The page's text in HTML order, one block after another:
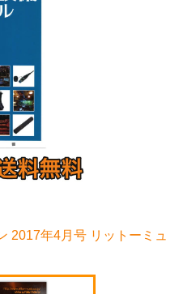
2017年4月号 リットーミュ